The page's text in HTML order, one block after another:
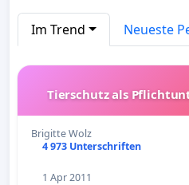
Im Trend Neueste
Tierschutz als
Brigitte Wolz
4 973 Unterschriften
1 Apr 2011